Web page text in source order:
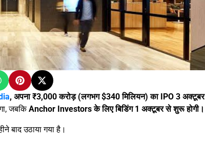
, अपना ₹3,000 करोड़ (लगभग $340 मिलियन) का IPO 3 अक्टूबर
जबकिAnchor Investors के लिए बिडिंग 1 अक्टूबर से शुरू होगी।
बाद उठाया गया है।